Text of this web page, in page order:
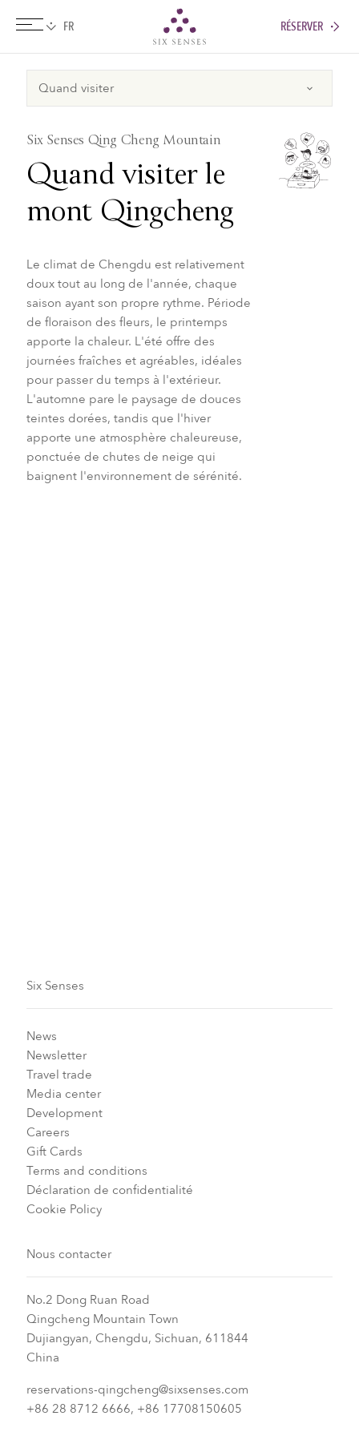
RÉSERVER
Six Senses Qing Cheng Mountain
Quand visiter le
mont Qingcheng
Le climat de Chengdu est relativement
doux tout au long de l'année, chaque
saison ayant son propre rythme. Période
de floraison des fleurs, le printemps
apporte la chaleur. L'été offre des
journées fraîches et agréables, idéales
pour passer du temps à l'extérieur.
L'automne pare le paysage de douces
teintes dorées, tandis que l'hiver
apporte une atmosphère chaleureuse,
ponctuée de chutes de neige qui
baignent l'environnement de sérénité.
Six Senses
News
Newsletter
Travel trade
Media center
Development
Careers
Gift Cards
Terms and conditions
Déclaration de confidentialité
Cookie Policy
Nous contacter
No.2 Dong Ruan Road
Qingcheng Mountain Town
Dujiangyan, Chengdu, Sichuan, 611844
China
reservations-qingcheng@sixsenses.com
+86 28 8712 6666, +86 17708150605